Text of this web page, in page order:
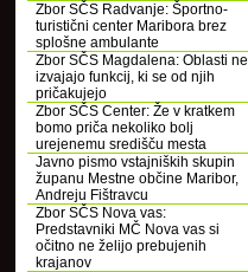
Zbor SČS Radvanje: Športno-
turistični center Maribora brez
splošne ambulante
Zbor SČS Magdalena: Oblasti ne
izvajajo funkcij, ki se od njih
pričakujejo
Zbor SČS Center: Že v kratkem
bomo priča nekoliko bolj
urejenemu središču mesta
Javno pismo vstajniških skupin
županu Mestne občine Maribor,
Andreju Fištravcu
Zbor SČS Nova vas:
Predstavniki MČ Nova vas si
očitno ne želijo prebujenih
krajanov